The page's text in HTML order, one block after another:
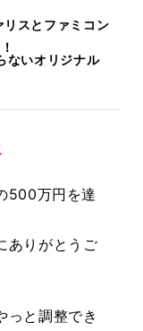
スとファミコン
ないオリジナル
500万円を達
ありがとうご
っと調整でき